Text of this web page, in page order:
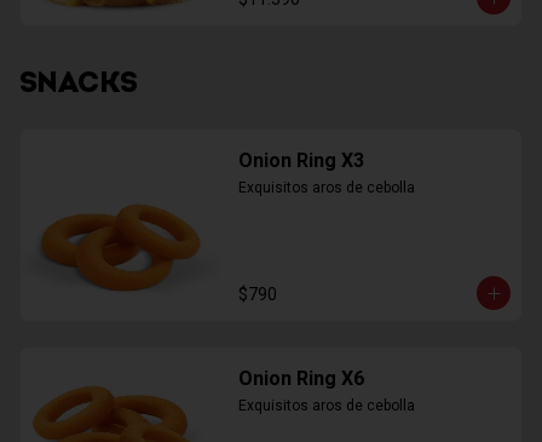
SNACKS
Onion Ring X3
Exquisitos aros de cebolla
$790
Onion Ring X6
Exquisitos aros de cebolla